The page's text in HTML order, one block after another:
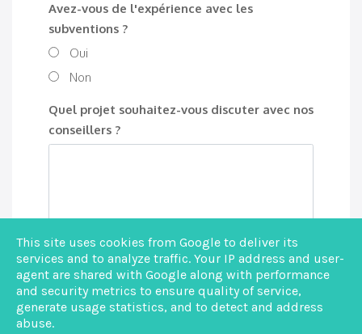
Avez-vous de l'expérience avec les
subventions ?
Oui
Non
Quel projet souhaitez-vous discuter avec nos
conseillers ?
En cliquant sur 'envoyer' vous acceptez notre
politique de confidentialité
This site uses cookies from Google to deliver its
services and to analyze traffic. Your IP address and user-
agent are shared with Google along with performance
and security metrics to ensure quality of service,
generate usage statistics, and to detect and address
abuse.